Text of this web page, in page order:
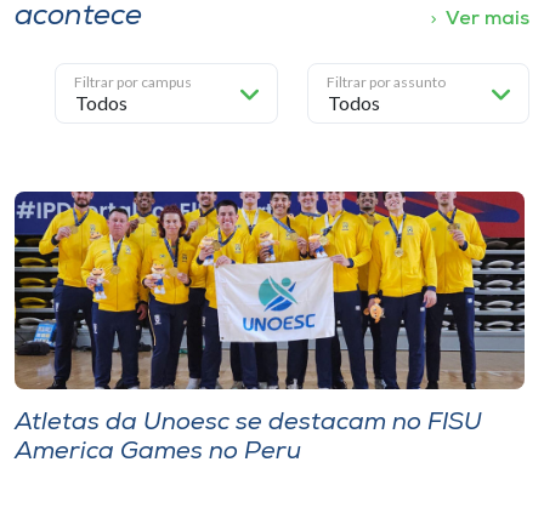
acontece
Ver mais
Filtrar por campus Filtrar por assunto
Atletas da Unoesc se destacam no FISU
America Games no Peru